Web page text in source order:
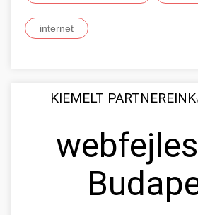
internet
KIEMELT PARTNEREINK